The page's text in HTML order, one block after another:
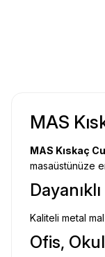
MAS
MAS Kıskaç
masaüstünüze
Kaliteli metal
Ofis,